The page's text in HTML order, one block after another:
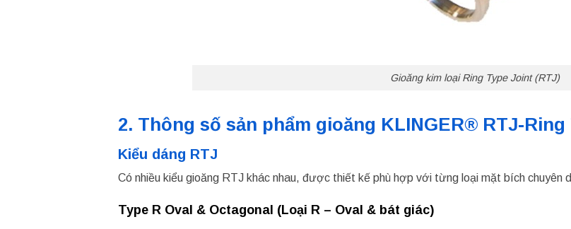
Gioăng kim loại Ring Type Joint (RTJ)
2. Thông số sản phẩm gioăng KLINGER® RTJ-
Kiểu dáng RTJ
Có nhiều kiểu gioăng RTJ khác nhau, được thiết kế phù hợp với từng loại mặt bích chuyên
Type R Oval & Octagonal (Loại R – Oval & bát giác)